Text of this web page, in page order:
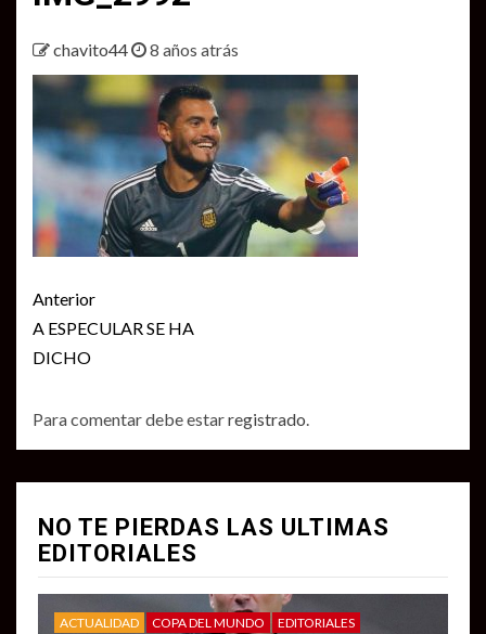
chavito44 8 años atrás
Seguir
leyendo
Anterior
A ESPECULAR SE HA
DICHO
Para comentar debe estarregistrado.
NO TE PIERDAS LAS ULTIMAS
EDITORIALES
ACTUALIDAD COPA DEL MUNDO
EDITORIALES